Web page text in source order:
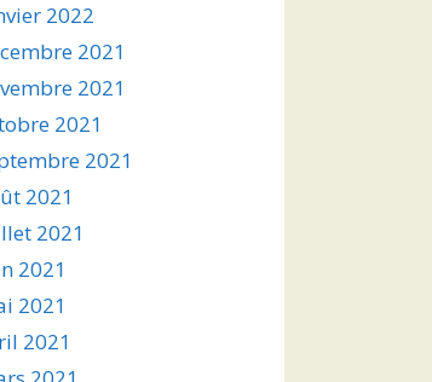
2022
2021
2021
2021
2021
2021
2021
2021
2021
2021